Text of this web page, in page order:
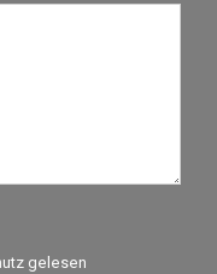
gelesen